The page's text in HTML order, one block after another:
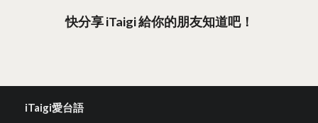
快分享 iTaigi 給你的朋友知道吧！
iTaigi愛台語